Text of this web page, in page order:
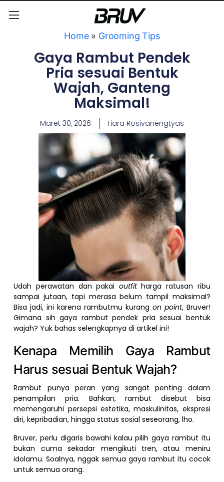
Home» Grooming Tips
Gaya Rambut Pendek
Pria sesuai Bentuk
Wajah, Ganteng
Maksimal!
Maret 30, 2026 Tiara Rosivanengtyas
Udah perawatan dan pakai outfitharga ratusan ribu
sampai jutaan, tapi merasa belum tampil maksimal?
Bisa jadi, ini karena rambutmu kurang on point, Bruver!
Gimana sih gaya rambut pendek pria sesuai bentuk
wajah? Yuk bahas selengkapnya di artikel ini!
Kenapa Memilih Gaya Rambut
Harus sesuai Bentuk Wajah?
Rambut punya peran yang sangat penting dalam
penampilan pria. Bahkan, rambut disebut bisa
memengaruhi persepsi estetika, maskulinitas, ekspresi
diri, kepribadian, hingga status sosial seseorang, lho.
Bruver, perlu digaris bawahi kalau pilih gaya rambut itu
bukan cuma sekadar mengikuti tren, atau meniru
idolamu. Soalnya, nggak semua gaya rambut itu cocok
untuk semua orang.